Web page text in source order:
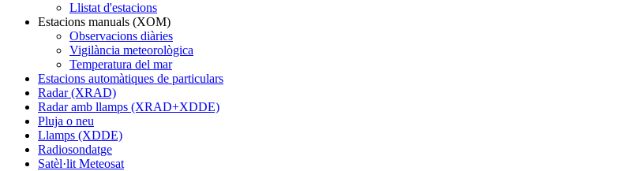
Llistat d'estacions
Estacions manuals (XOM)
Observacions diàries
Vigilància meteorològica
Temperatura del mar
Estacions automàtiques de particulars
Radar (XRAD)
Radar amb llamps (XRAD+XDDE)
Pluja o neu
Llamps (XDDE)
Radiosondatge
Satèl·lit Meteosat